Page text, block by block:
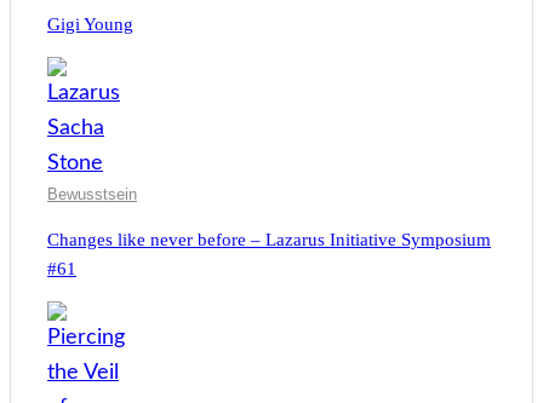
Gigi Young
Bewusstsein
Changes like never before – Lazarus Initiative Symposium
#61